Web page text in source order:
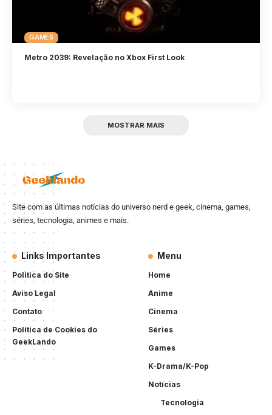
GAMES
Metro 2039: Revelação no Xbox First Look
MOSTRAR MAIS
Site com as últimas notícias do universo nerd e geek, cinema, games,
séries, tecnologia, animes e mais.
Links Importantes
Politica do Site
Aviso Legal
Contato
Política de Cookies do
GeekLando
Menu
Home
Anime
Cinema
Séries
Games
K-Drama/K-Pop
Notícias
Tecnologia